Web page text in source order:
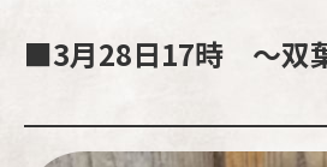
■3月28日17時 ～双